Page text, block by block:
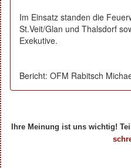
Im Einsatz standen die
St.Veit/Glan und Thalsdorf
Exekutive.
Bericht: OFM Rabitsch
Ihre Meinung ist uns wichtig!